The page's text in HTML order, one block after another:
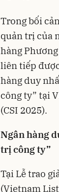
Trong bối
quản trị của
hàng
liên tiếp
hàng duy
công ty” tại
(CSI 2025).
Ngân hàng
trị công ty”
Tại Lễ trao
(Vietnam